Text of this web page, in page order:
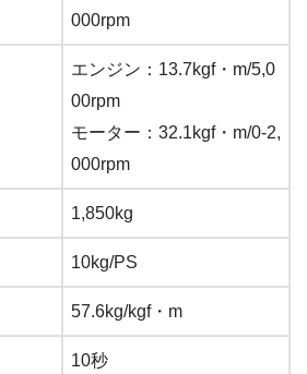
000rpm
エンジン：13.7kgf・m/5,0
00rpm
モーター：32.1kgf・m/0-2,
000rpm
1,850kg
10kg/PS
57.6kg/kgf・m
10秒